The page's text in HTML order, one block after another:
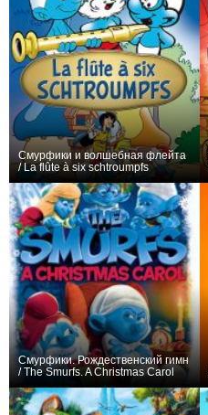
Смурфики и волшебная флейта
/ La flûte à six schtroumpfs
Смурфики. Рождественский гимн
/ The Smurfs. A Christmas Carol